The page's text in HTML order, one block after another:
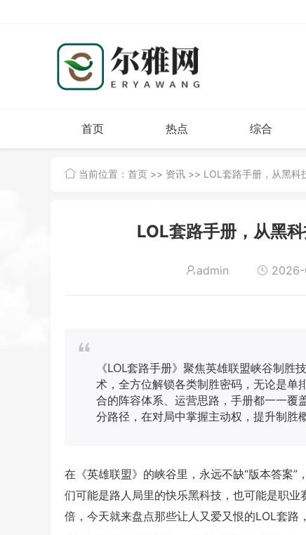
首页 热点 综合
当前位置： 首页 >> 资讯 >> LOL套路手册，从黑科
LOL套路手册，从黑
admin
《LOL套路手册》聚焦英雄联盟峡谷制
术，全方位解锁各类制胜密码，无论是单
合的阵容体系、运营思路，手册都一一覆
分路径，在对局中掌握主动权，提升制胜概
在《英雄联盟》的峡谷里，永远不缺“版本答案
们可能是路人局里的快乐黑科技，也可能是职
倍，今天就来盘点那些让人又爱又恨的LOL套路